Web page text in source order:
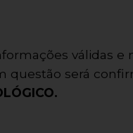
válidas
questão será